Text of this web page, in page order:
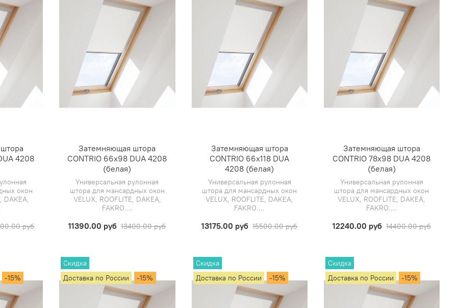
4208
окон
DAKEA,
руб
Затемняющая штора
CONTRIO 66х98 DUA 4208
(белая)
Универсальная рулонная
штора для мансардных окон
VELUX, ROOFLITE, DAKEA,
FAKRO....
11390.00 руб 13400.00 руб
Затемняющая штора
CONTRIO 66х118 DUA
4208 (белая)
Универсальная рулонная
штора для мансардных окон
VELUX, ROOFLITE, DAKEA,
FAKRO....
13175.00 руб 15500.00 руб
Затемняющая штора
CONTRIO 78х98 DUA 4208
(белая)
Универсальная рулонная
штора для мансардных окон
VELUX, ROOFLITE, DAKEA,
FAKRO....
12240.00 руб 14400.00 руб
-15%
Скидка
Доставка по России
-15%
Скидка
Доставка по России
-15%
Скидка
Доставка по России
-15%